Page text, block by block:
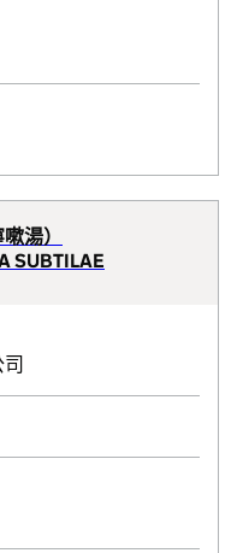
湯）
SUBTILAE